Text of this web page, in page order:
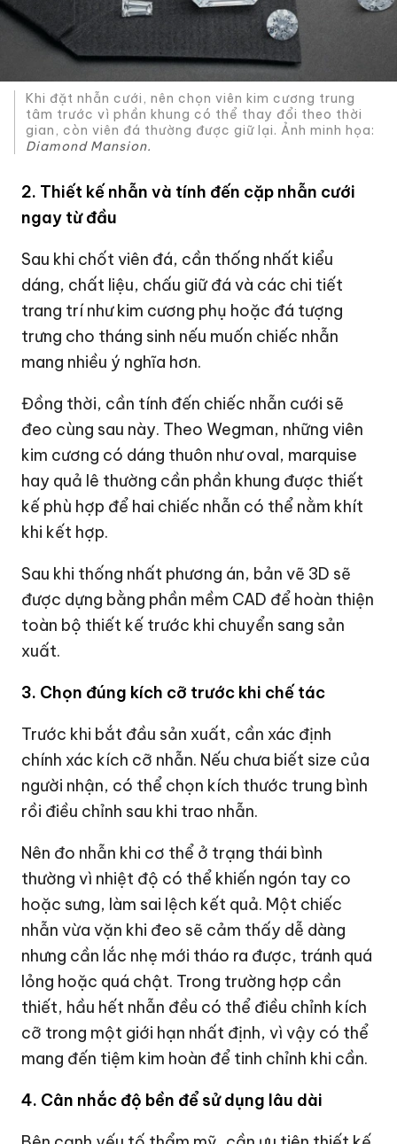
Khi đặt nhẫn cưới, nên chọn viên kim cương trung
tâm trước vì phần khung có thể thay đổi theo thời
gian, còn viên đá thường được giữ lại. Ảnh minh họa:
Diamond Mansion.
2. Thiết kế nhẫn và tính đến cặp nhẫn cưới
ngay từ đầu
Sau khi chốt viên đá, cần thống nhất kiểu
dáng, chất liệu, chấu giữ đá và các chi tiết
trang trí như kim cương phụ hoặc đá tượng
trưng cho tháng sinh nếu muốn chiếc nhẫn
mang nhiều ý nghĩa hơn.
Đồng thời, cần tính đến chiếc nhẫn cưới sẽ
đeo cùng sau này. Theo Wegman, những viên
kim cương có dáng thuôn như oval, marquise
hay quả lê thường cần phần khung được thiết
kế phù hợp để hai chiếc nhẫn có thể nằm khít
khi kết hợp.
Sau khi thống nhất phương án, bản vẽ 3D sẽ
được dựng bằng phần mềm CAD để hoàn thiện
toàn bộ thiết kế trước khi chuyển sang sản
xuất.
3. Chọn đúng kích cỡ trước khi chế tác
Trước khi bắt đầu sản xuất, cần xác định
chính xác kích cỡ nhẫn. Nếu chưa biết size của
người nhận, có thể chọn kích thước trung bình
rồi điều chỉnh sau khi trao nhẫn.
Nên đo nhẫn khi cơ thể ở trạng thái bình
thường vì nhiệt độ có thể khiến ngón tay co
hoặc sưng, làm sai lệch kết quả. Một chiếc
nhẫn vừa vặn khi đeo sẽ cảm thấy dễ dàng
nhưng cần lắc nhẹ mới tháo ra được, tránh quá
lỏng hoặc quá chật. Trong trường hợp cần
thiết, hầu hết nhẫn đều có thể điều chỉnh kích
cỡ trong một giới hạn nhất định, vì vậy có thể
mang đến tiệm kim hoàn để tinh chỉnh khi cần.
4. Cân nhắc độ bền để sử dụng lâu dài